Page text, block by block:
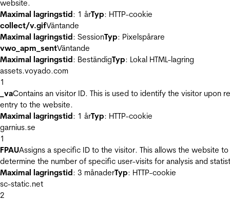
website.
Maximal lagringstid: 1 årTyp: HTTP-cookie
collect/v.gifVäntande
Maximal lagringstid: SessionTyp: Pixelspårare
vwo_apm_sentVäntande
Maximal lagringstid: BeständigTyp: Lokal HTML-lagring
assets.voyado.com
1
_vaContains an visitor ID. This is used to identify the visitor upon
entry to the website.
Maximal lagringstid: 1 årTyp: HTTP-cookie
garnius.se
1
FPAUAssigns a specific ID to the visitor. This allows the website to
determine the number of specific user-visits for analysis and
Maximal lagringstid: 3 månaderTyp: HTTP-cookie
sc-static.net
2